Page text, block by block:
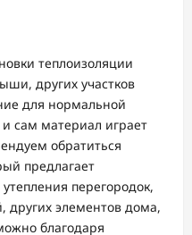
теплоизоляции
других участков
для нормальной
сам материал играет
обратиться
предлагает
перегородок,
других элементов дома,
благодаря